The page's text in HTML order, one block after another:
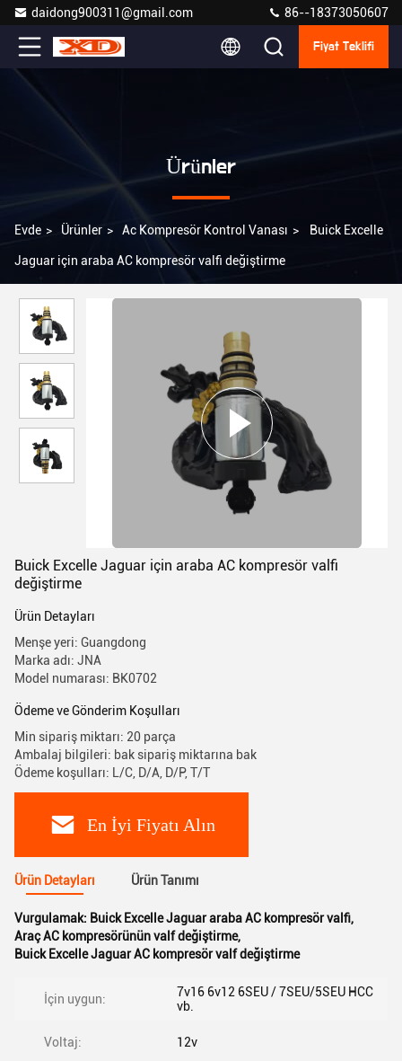
daidong900311@gmail.com 86--18373050607
Fiyat Teklifi
Ürünler
Evde > Ürünler > Ac Kompresör Kontrol Vanası > Buick Excelle
Jaguar için araba AC kompresör valfi değiştirme
Buick Excelle Jaguar için araba AC kompresör valfi
değiştirme
Ürün Detayları
Menşe yeri: Guangdong
Marka adı: JNA
Model numarası: BK0702
Ödeme ve Gönderim Koşulları
Min sipariş miktarı: 20 parça
Ambalaj bilgileri: bak sipariş miktarına bak
Ödeme koşulları: L/C, D/A, D/P, T/T
En İyi Fiyatı Alın
Ürün Detayları Ürün Tanımı
Vurgulamak: Buick Excelle Jaguar araba AC kompresör valfi,
Araç AC kompresörünün valf değiştirme,
Buick Excelle Jaguar AC kompresör valf değiştirme
İçin uygun:
7v16 6v12 6SEU / 7SEU/5SEU HCC
vb.
Voltaj: 12v